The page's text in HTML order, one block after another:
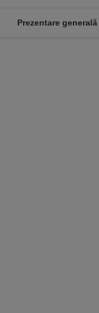
Prezentare generală